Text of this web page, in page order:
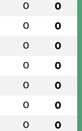
0 0
0 0
0 0
0 0
0 0
0 0
0 0